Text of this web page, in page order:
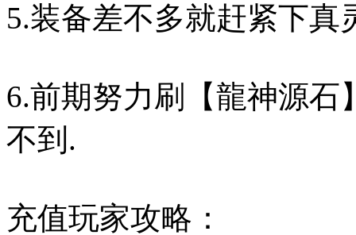
5.装备差不多就赶紧下
6.前期努力刷【龍神源石
不到.
充值玩家攻略：